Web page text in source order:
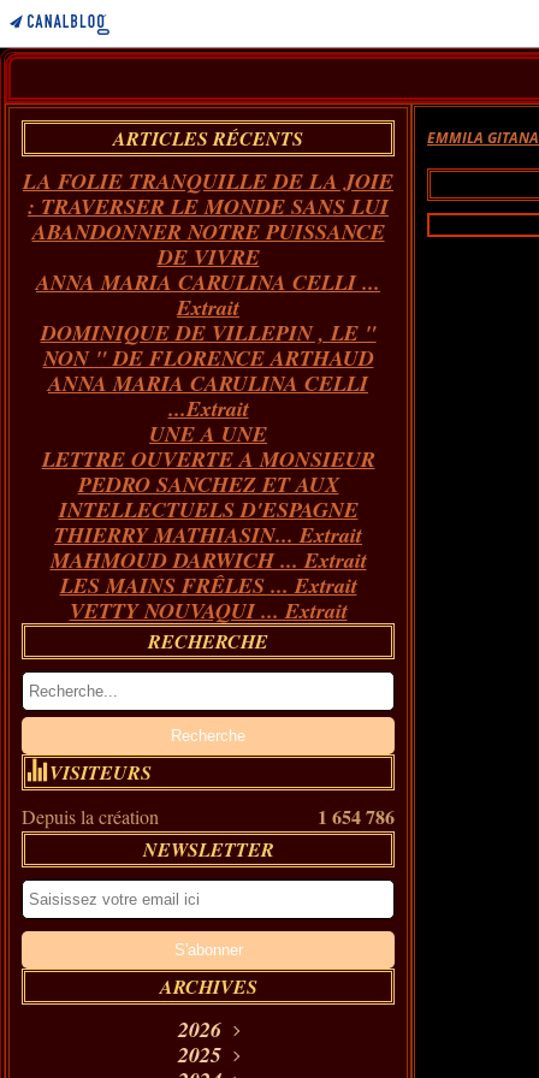
ARTICLES RÉCENTS
LA FOLIE TRANQUILLE DE LA JOIE
: TRAVERSER LE MONDE SANS LUI
ABANDONNER NOTRE PUISSANCE
DE VIVRE
ANNA MARIA CARULINA CELLI ...
Extrait
DOMINIQUE DE VILLEPIN , LE "
NON " DE FLORENCE ARTHAUD
ANNA MARIA CARULINA CELLI
...Extrait
UNE A UNE
LETTRE OUVERTE A MONSIEUR
PEDRO SANCHEZ ET AUX
INTELLECTUELS D'ESPAGNE
THIERRY MATHIASIN... Extrait
MAHMOUD DARWICH ... Extrait
LES MAINS FRÊLES ... Extrait
VETTY NOUVAQUI ... Extrait
RECHERCHE
VISITEURS
Depuis la création 1 654 786
NEWSLETTER
ARCHIVES
2026
Août(11)
2025
EMMILA GITANA